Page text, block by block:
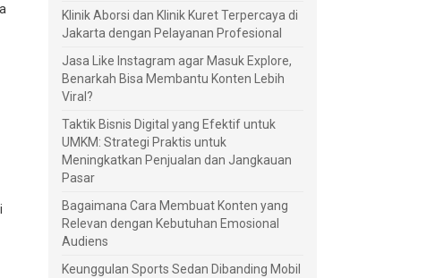
Klinik Aborsi dan Klinik Kuret Terpercaya di
Jakarta dengan Pelayanan Profesional
Jasa Like Instagram agar Masuk Explore,
Benarkah Bisa Membantu Konten Lebih
Viral?
Taktik Bisnis Digital yang Efektif untuk
UMKM: Strategi Praktis untuk
Meningkatkan Penjualan dan Jangkauan
Pasar
Bagaimana Cara Membuat Konten yang
Relevan dengan Kebutuhan Emosional
Audiens
Keunggulan Sports Sedan Dibanding Mobil